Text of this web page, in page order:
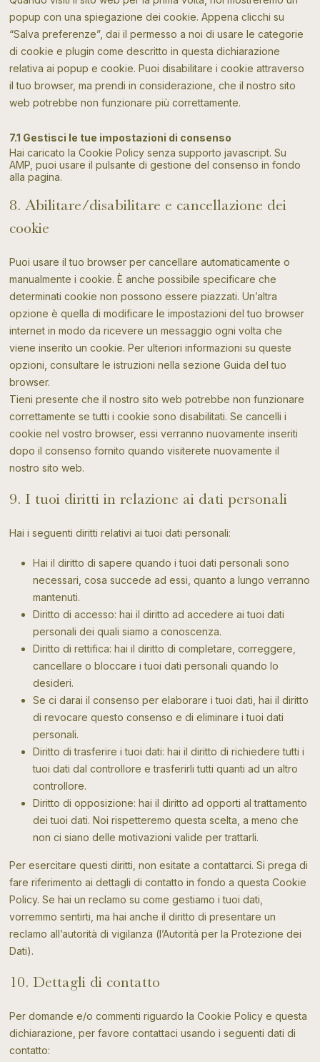
popup con una spiegazione dei cookie. Appena clicchi su
“Salva preferenze”, dai il permesso a noi di usare le categorie
di cookie e plugin come descritto in questa dichiarazione
relativa ai popup e cookie. Puoi disabilitare i cookie attraverso
il tuo browser, ma prendi in considerazione, che il nostro sito
web potrebbe non funzionare più correttamente.
7.1 Gestisci le tue impostazioni di consenso
Hai caricato la Cookie Policy senza supporto javascript. Su
AMP, puoi usare il pulsante di gestione del consenso in fondo
alla pagina.
8. Abilitare/disabilitare e cancellazione dei
cookie
Puoi usare il tuo browser per cancellare automaticamente o
manualmente i cookie. È anche possibile specificare che
determinati cookie non possono essere piazzati. Un’altra
opzione è quella di modificare le impostazioni del tuo browser
internet in modo da ricevere un messaggio ogni volta che
viene inserito un cookie. Per ulteriori informazioni su queste
opzioni, consultare le istruzioni nella sezione Guida del tuo
browser.
Tieni presente che il nostro sito web potrebbe non funzionare
correttamente se tutti i cookie sono disabilitati. Se cancelli i
cookie nel vostro browser, essi verranno nuovamente inseriti
dopo il consenso fornito quando visiterete nuovamente il
nostro sito web.
9. I tuoi diritti in relazione ai dati personali
Hai i seguenti diritti relativi ai tuoi dati personali:
Hai il diritto di sapere quando i tuoi dati personali sono
necessari, cosa succede ad essi, quanto a lungo verranno
mantenuti.
Diritto di accesso: hai il diritto ad accedere ai tuoi dati
personali dei quali siamo a conoscenza.
Diritto di rettifica: hai il diritto di completare, correggere,
cancellare o bloccare i tuoi dati personali quando lo
desideri.
Se ci darai il consenso per elaborare i tuoi dati, hai il diritto
di revocare questo consenso e di eliminare i tuoi dati
personali.
Diritto di trasferire i tuoi dati: hai il diritto di richiedere tutti i
tuoi dati dal controllore e trasferirli tutti quanti ad un altro
controllore.
Diritto di opposizione: hai il diritto ad opporti al trattamento
dei tuoi dati. Noi rispetteremo questa scelta, a meno che
non ci siano delle motivazioni valide per trattarli.
Per esercitare questi diritti, non esitate a contattarci. Si prega di
fare riferimento ai dettagli di contatto in fondo a questa Cookie
Policy. Se hai un reclamo su come gestiamo i tuoi dati,
vorremmo sentirti, ma hai anche il diritto di presentare un
reclamo all’autorità di vigilanza (l’Autorità per la Protezione dei
Dati).
10. Dettagli di contatto
Per domande e/o commenti riguardo la Cookie Policy e questa
dichiarazione, per favore contattaci usando i seguenti dati di
contatto: